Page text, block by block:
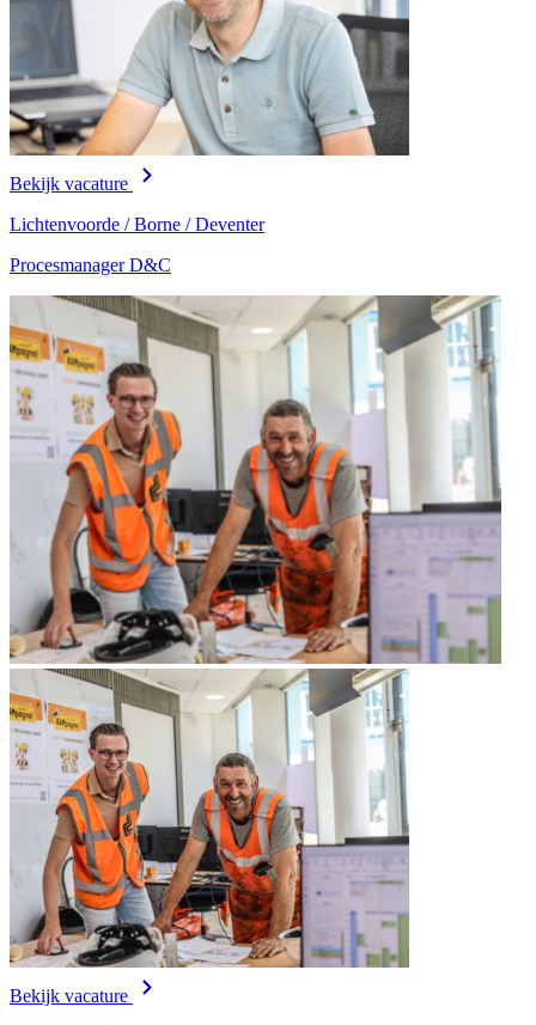
Bekijk vacature
Lichtenvoorde / Borne / Deventer
Procesmanager D&C
Bekijk vacature